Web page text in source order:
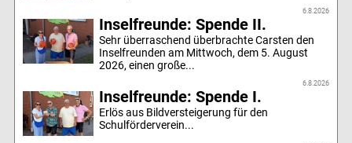
6.8.2026
Inselfreunde: Spende II.
Sehr überraschend überbrachte Carsten den
Inselfreunden am Mittwoch, dem 5. August
2026, einen große...
6.8.2026
Inselfreunde: Spende I.
Erlös aus Bildversteigerung für den
Schulförderverein...